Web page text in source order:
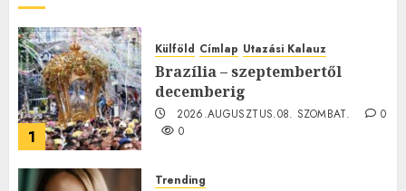
1
Külföld Címlap Utazási Kalauz
Brazília – szeptembertől
decemberig
2026.AUGUSZTUS.08. SZOMBAT.
0
0
Trending